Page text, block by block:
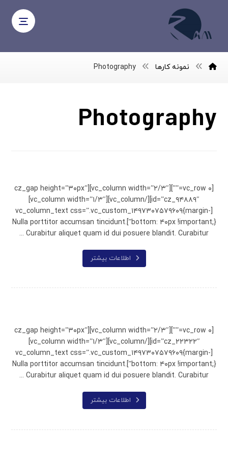
نمونه کارها Photography
Photography
[vc_row ۰=””][vc_column width=”۲/۳″][cz_gap height=”۳۰px”
id=”cz_۹۴۸۸۹″][/vc_column][vc_column width=”۱/۳″]
[vc_column_text css=”.vc_custom_۱۴۹۷۳۰۷۵۷۹۶۰۹{margin-
bottom: ۴۰px !important;}”]Nulla porttitor accumsan tincidunt.
Curabitur aliquet quam id dui posuere blandit. Curabitur ...
اطلاعات بیشتر
[vc_row ۰=””][vc_column width=”۲/۳″][cz_gap height=”۳۰px”
id=”cz_۲۲۳۲۲″][/vc_column][vc_column width=”۱/۳″]
[vc_column_text css=”.vc_custom_۱۴۹۷۳۰۷۵۷۹۶۰۹{margin-
bottom: ۴۰px !important;}”]Nulla porttitor accumsan tincidunt.
Curabitur aliquet quam id dui posuere blandit. Curabitur ...
اطلاعات بیشتر